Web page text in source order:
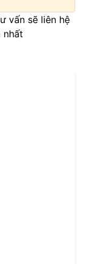
vấn sẽ liên hệ
nhất